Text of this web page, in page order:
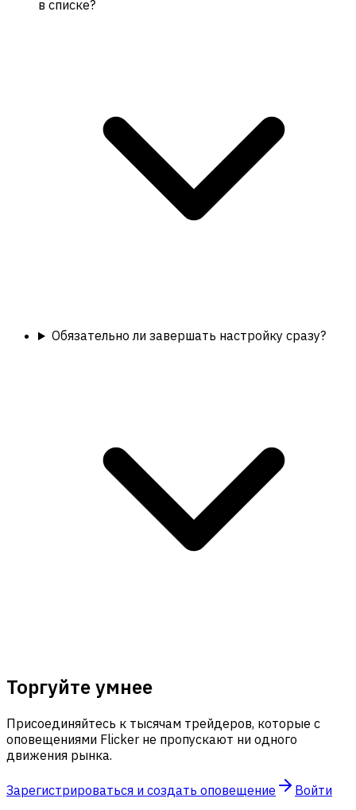
в списке?
Обязательно ли завершать настройку сразу?
Торгуйте умнее
Присоединяйтесь к тысячам трейдеров, которые с
оповещениями Flicker не пропускают ни одного
движения рынка.
Зарегистрироваться и создать оповещение
Войти